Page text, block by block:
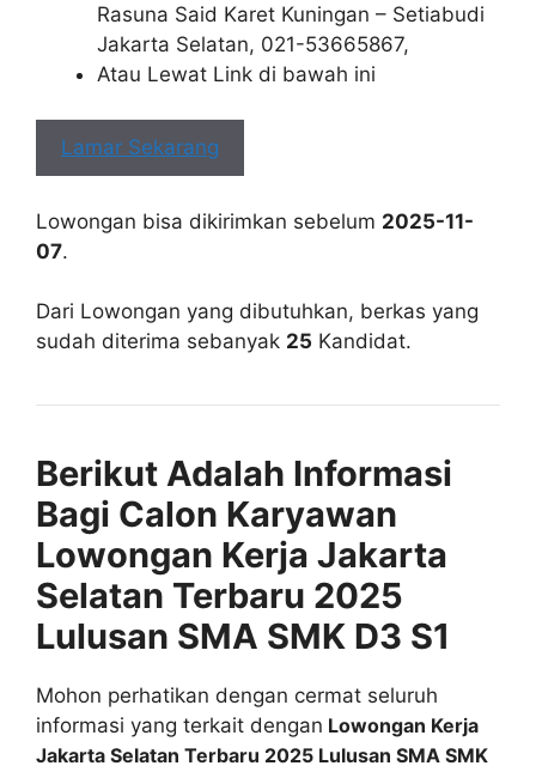
Rasuna Said Karet Kuningan – Setiabudi
Jakarta Selatan, 021-53665867,
Atau Lewat Link di bawah ini
Lamar Sekarang
Lowongan bisa dikirimkan sebelum 2025-11-
07.
Dari Lowongan yang dibutuhkan, berkas yang
sudah diterima sebanyak 25 Kandidat.
Berikut Adalah Informasi
Bagi Calon Karyawan
Lowongan Kerja Jakarta
Selatan Terbaru 2025
Lulusan SMA SMK D3 S1
Mohon perhatikan dengan cermat seluruh
informasi yang terkait dengan Lowongan Kerja
Jakarta Selatan Terbaru 2025 Lulusan SMA SMK